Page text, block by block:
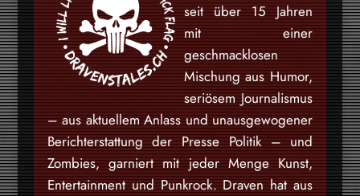
seit über 15 Jahren
mit einer
geschmacklosen
Mischung aus Humor,
seriösem Journalismus
– aus aktuellem Anlass und unausgewogener
Berichterstattung der Presse Politik – und
Zombies, garniert mit jeder Menge Kunst,
Entertainment und Punkrock. Draven hat aus